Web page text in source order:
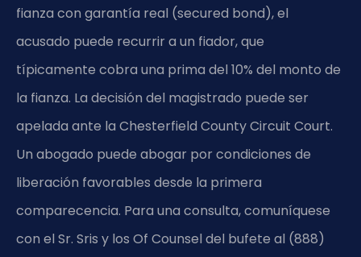
fianza con garantía real (secured bond), el
acusado puede recurrir a un fiador, que
típicamente cobra una prima del 10% del monto de
la fianza. La decisión del magistrado puede ser
apelada ante la Chesterfield County Circuit Court.
Un abogado puede abogar por condiciones de
liberación favorables desde la primera
comparecencia. Para una consulta, comuníquese
con el Sr. Sris y los Of Counsel del bufete al (888)